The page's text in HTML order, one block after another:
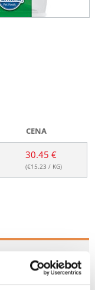
CENA
30.45 €
(€15.23 / KG)